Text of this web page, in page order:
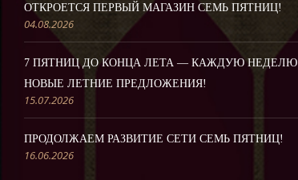
ОТКРОЕТСЯ ПЕРВЫЙ МАГАЗИН СЕМЬ ПЯТНИЦ!
04.08.2026
7 ПЯТНИЦ ДО КОНЦА ЛЕТА — КАЖДУЮ НЕДЕЛЮ
НОВЫЕ ЛЕТНИЕ ПРЕДЛОЖЕНИЯ!
15.07.2026
ПРОДОЛЖАЕМ РАЗВИТИЕ СЕТИ СЕМЬ ПЯТНИЦ!
16.06.2026